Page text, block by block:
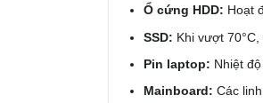
Ổ cứng HDD: Hoạt
SSD: Khi vượt
Pin laptop: Nhiệt
Mainboard: Các